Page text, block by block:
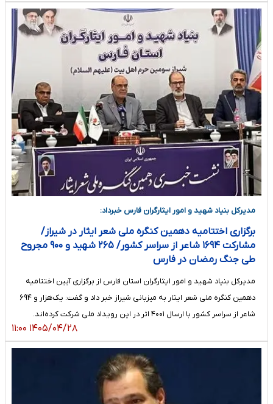
مدیرکل بنیاد شهید و امور ایثارگران فارس خبرداد:
برگزاری اختتامیه دهمین کنگره ملی شعر ایثار در شیراز/
مشارکت ۱۶۹۴ شاعر از سراسر کشور/ ۲۶۵ شهید و ۹۰۰ مجروح
طی جنگ رمضان در فارس
مدیرکل بنیاد شهید و امور ایثارگران استان فارس از برگزاری آیین اختتامیه
دهمین کنگره ملی شعر ایثار به میزبانی شیراز خبر داد و گفت: یک‌هزار و ۶۹۴
شاعر از سراسر کشور با ارسال ۴۰۰۱ اثر در این رویداد ملی شرکت کرده‌اند.
۱۴۰۵/۰۴/۲۸ ۱۱:۰۰